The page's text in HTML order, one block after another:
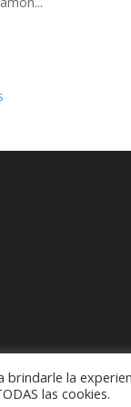
|
la
las cookies.